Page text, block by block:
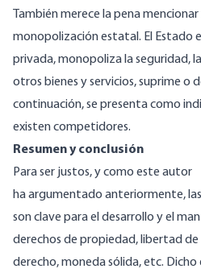
También merece la pena
monopolización estatal. El Estado
privada, monopoliza la seguridad,
otros bienes y servicios, suprime o
continuación, se presenta como
existen competidores.
Resumen y conclusión
Para ser justos, y como este autor
haargumentado anteriormente,
son clave para el desarrollo y el
derechos de propiedad, libertad
derecho, moneda sólida, etc. Dicho